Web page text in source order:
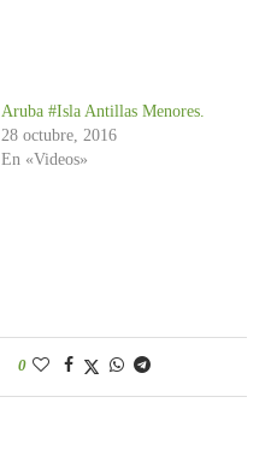
Aruba #Isla Antillas Menores.
28 octubre, 2016
En «Videos»
0